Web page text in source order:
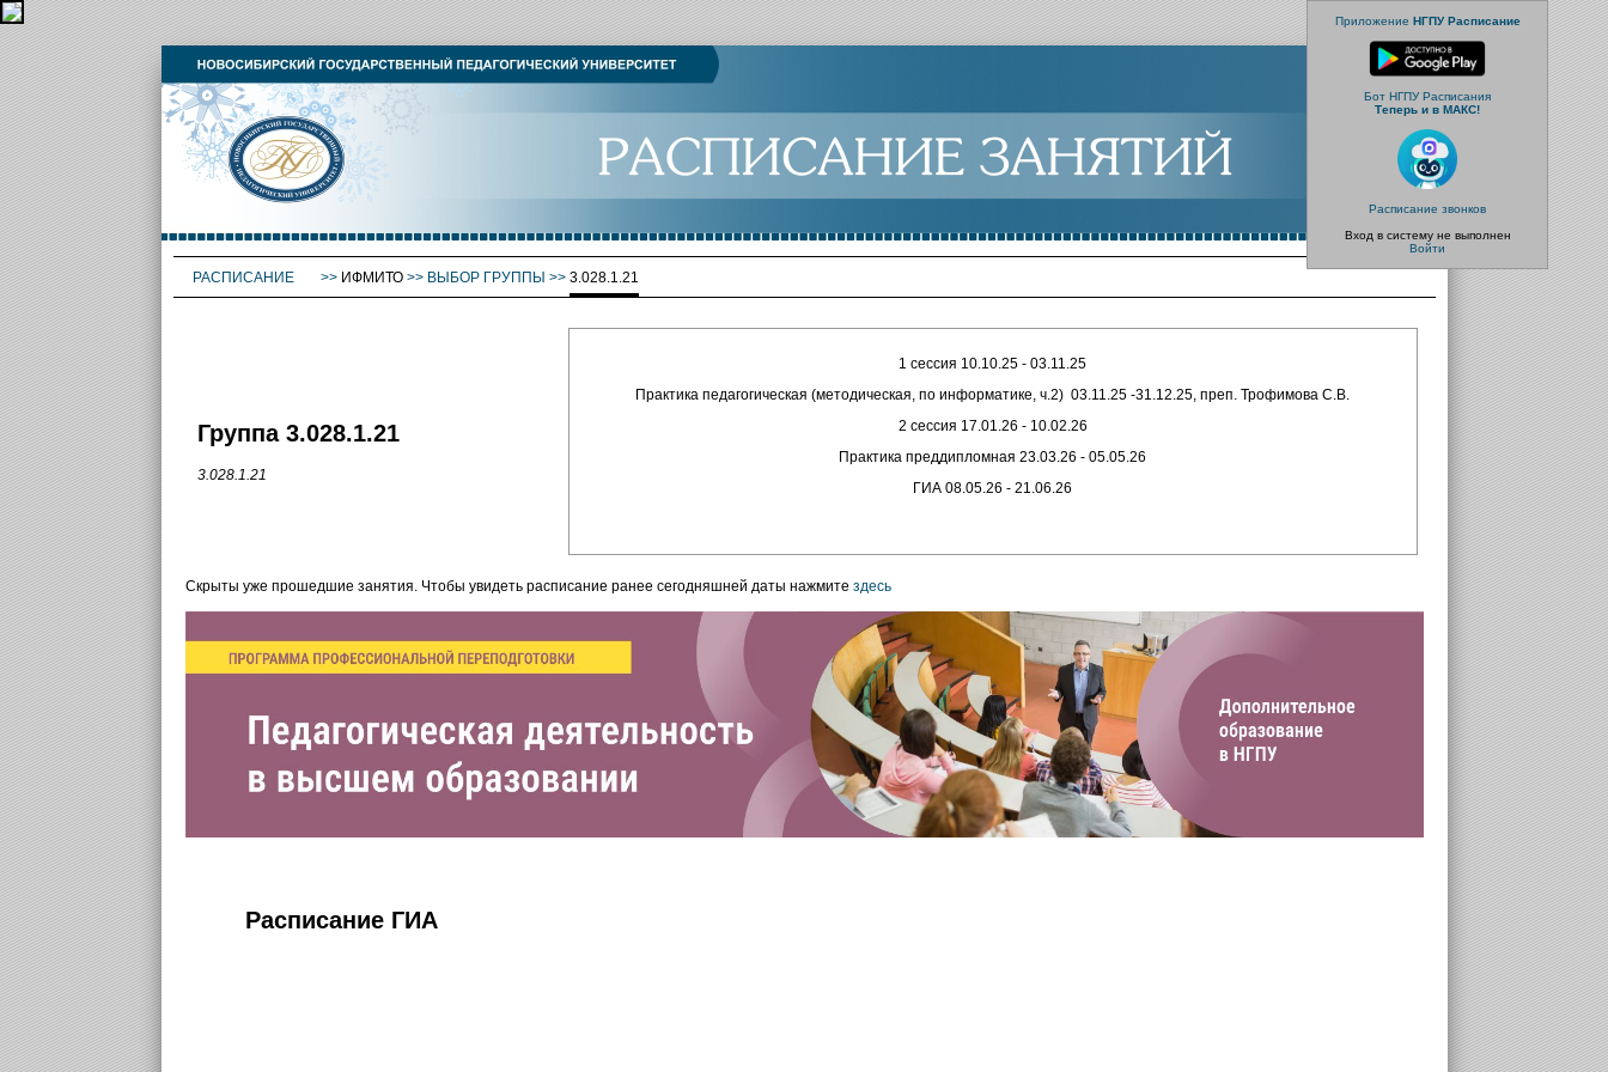
Приложение НГПУ Расписание
Бот НГПУ Расписания
Теперь и в МАКС!
Расписание звонков
Вход в систему не выполнен
Войти
РАСПИСАНИЕ >> ИФМИТО>> ВЫБОР ГРУППЫ >> 3.028.1.21
Группа 3.028.1.21
3.028.1.21
1 сессия 10.10.25 - 03.11.25
Практика педагогическая (методическая, по информатике, ч.2) 03.11.25 -31.12.25, преп. Трофимова С.В.
2 сессия 17.01.26 - 10.02.26
Практика преддипломная 23.03.26 - 05.05.26
ГИА 08.05.26 - 21.06.26
Скрыты уже прошедшие занятия. Чтобы увидеть расписание ранее сегодняшней даты нажмите здесь
Расписание ГИА